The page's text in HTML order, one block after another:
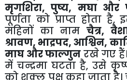
मृगशिरा, पुष्य, मघा और
पूर्णता को प्राप्त होता है,
महिनों का नाम चैत्र,
श्रावण, भाद्रपद, आश्विन,
माघ और फाल्गुन रखे गए
में चन्द्रमा घटता है, उसे
को शुक्ल पक्ष कहा जाता है।